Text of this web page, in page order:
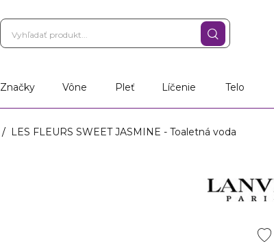
Značky Vône Pleť Líčenie Telo
LES FLEURS SWEET JASMINE - Toaletná voda